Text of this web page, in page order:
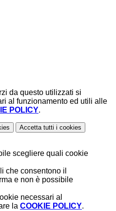
da questo utilizzati si
al funzionamento ed utili alle
POLICY.
Accetta tutti i cookies
scegliere quali cookie
che consentono il
e non è possibile
necessari al
la COOKIE POLICY.